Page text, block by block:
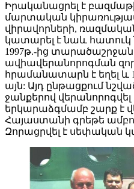
Իրականացրել է
մարտական
վիրավորների,
կատարել է նաև հատուկ
1997թ.-ից
ավիավերանորոգման
հրամանատարն է եղել և
այն: Այդ ընթացքում
ջանքերով վերանորոգվել
երկարաձգմամբ շարք է
Հայաստանի գրեթե
Զորացրվել է սեփական